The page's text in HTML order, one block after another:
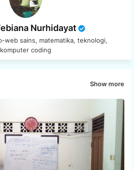
Nurhidayat
web sains, matematika, teknologi,
komputer coding
Show more